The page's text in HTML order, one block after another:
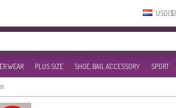
USD($)‎
WEAR PLUS SIZE SHOE, BAG, ACCESSORY SPORT